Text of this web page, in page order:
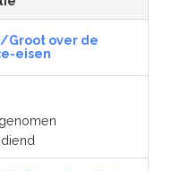
Groot over de
eisen